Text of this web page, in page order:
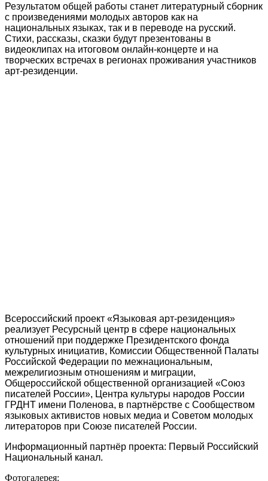
Результатом общей работы станет литературный сборник
с произведениями молодых авторов как на
национальных языках, так и в переводе на русский.
Стихи, рассказы, сказки будут презентованы в
видеоклипах на итоговом онлайн-концерте и на
творческих встречах в регионах проживания участников
арт-резиденции.
Всероссийский проект «Языковая арт-резиденция»
реализует Ресурсный центр в сфере национальных
отношений при поддержке Президентского фонда
культурных инициатив, Комиссии Общественной Палаты
Российской Федерации по межнациональным,
межрелигиозным отношениям и миграции,
Общероссийской общественной организацией «Союз
писателей России», Центра культуры народов России
ГРДНТ имени Поленова, в партнёрстве с Сообществом
языковых активистов новых медиа и Советом молодых
литераторов при Союзе писателей России.
Информационный партнёр проекта: Первый Российский
Национальный канал.
Фотогалерея: